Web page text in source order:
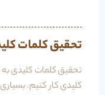
تحقیق کلمات
تحقیق کلمات کلیدی به
کلیدی کار کنیم.